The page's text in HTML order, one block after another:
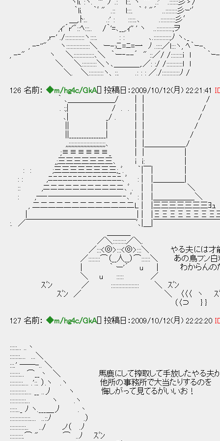
ヽli. :ヽ.｀ﾞ'''"ﾌ`.: l::. ヽ｀ﾞﾞ"´.:' .::::::彡ゝ/
｀li. ｀ﾞ " .:: l:::. ｀ ﾞ "´ ..::::::::彡ｰ'′
＿,.ﾄ:.. .:' : :::::.､ .::::::::::彡′
,ｨ'´r'"::ﾍ:::.. /｀'=､__,.ｨ'' ' ヽ ..:::::::::::;ヲ
,r‐' ./:::::::::::::ヽ::::. : : ､.:::::::::::;ﾉ ヽ､_
, -‐''" ヽ::::::::::::::::＼ ー-:こ=ﾆ=一 ﾉ .::::／l:::ヽ, ﾍ｀ｰ-､
, -‐" ヽ ＼::::::::::::::､＼ ｀ー‐--´ " ::／/ /::::::::i l ｀ｰ-
＼ ＼::::::::::＼ヽ､＿＿＿_,.／: :/ /:::::::::::l ｌ
＼. ＼::::::::::ヽ、::. .: : : ／./::::::::::::ﾉ /
126 名前： ◆m/hg4c/GkA[] 投稿日：2009/10/12(月) 22:21:41
｀ ､＿＿＿＿＿＿/ | | /
. :;| / . . | | /
､| _/ . | | /
|| | | | /
||_______________| | | /
,,;;;;;;;;;;;;;;;;;;;;;;;;;､ | |＿＿＿＿＿_/
;≡≡≡≡≡≡_ | | |
,;三三三三三三三､ i i: |
: : ;三三三三三三三三;_ﾞ. ｀|￣| |
: : ,ﾆﾆﾆﾆﾆﾆﾆﾆﾆﾆﾆﾆﾆﾆﾆ､ﾞ : | |＿＿＿＿|
:: ,ニニニニニニニニニニニ､ﾞ . | | ＼
: ,─‐─────────‐‐､ﾞ : | |＿＿＿＿＿_＼
, 二二二二二二二二二二二二二L | |三三三三三三三ﾖｭ
| | | |ΞΞΞΞΞΞΞΞ三ヨ
:. ／￣￣￣￣￣￣￣￣￣￣￣￣￣￣ﾞ､|＿|￣￣￣￣￣￣￣￣
／＼:::::::::／＼.
／:::<◎>:::<◎>:::＼ やる夫には才能が
／::::::::⌒（__人__）⌒::::::＼ あの鳥フン白粉
| ｀ ー'´ u | わからんのだ
＼ u ::::: ／
ｽﾞﾝ ／ ::::::::::::::::::: ＼ ｽﾞﾝ
ｽﾞﾝ ／ ＼ 〈〈〈 ヽ ｽﾞ
（〈⊃ } }
127 名前： ◆m/hg4c/GkA[] 投稿日：2009/10/12(月) 22:22:20
:::::... ..丶
:::::::.... ...＼
:::.' ──-.. ＼
:::::::... ⌒__丶 ＼ 馬鹿にして搾取して手放したやる夫
:::::::::.... .'::. ）.ヽ .ヽ 他所の事務所で大当たりするのを
:::::::::::.... __ ..丿 ヽ 悔しがって見てるがいいお！
:::::::::::... ヽ .ヽ
:::::.._ ﾉ ヽ.___＿丿 .丶
::::::::::::::.... ..::ﾉ .）
:::::::::::.. ../ ノ（ .ﾉ
:::::::::.⌒ " ⌒ ..ﾉ ｽﾞﾝ